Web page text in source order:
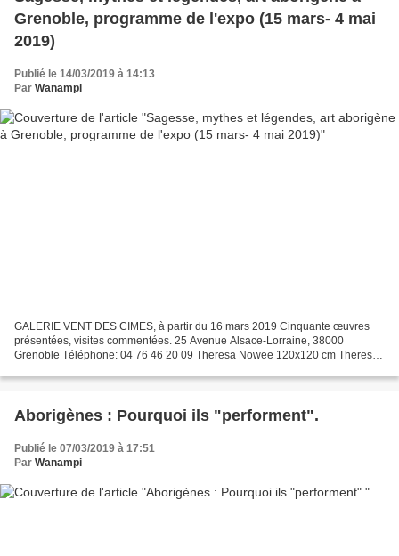
Grenoble, programme de l'expo (15 mars- 4 mai
2019)
Publié le 14/03/2019 à 14:13
Par Wanampi
GALERIE VENT DES CIMES, à partir du 16 mars 2019 Cinquante œuvres
présentées, visites commentées. 25 Avenue Alsace-Lorraine, 38000
Grenoble Téléphone: 04 76 46 20 09 Theresa Nowee 120x120 cm Theresa
Aborigènes : Pourquoi ils "performent".
Publié le 07/03/2019 à 17:51
Par Wanampi